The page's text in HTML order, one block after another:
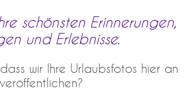
schönsten Erinnerungen,
und Erlebnisse.
wir Ihre Urlaubsfotos hier an